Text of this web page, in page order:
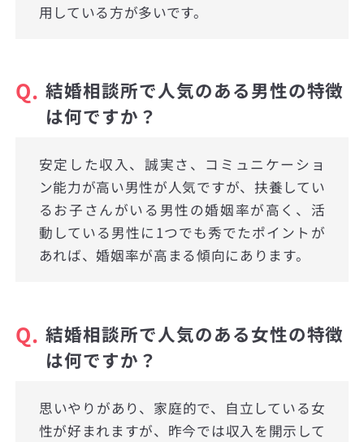
用している方が多いです。
Q. 結婚相談所で人気のある男性の特徴
は何ですか？
安定した収入、誠実さ、コミュニケーショ
ン能力が高い男性が人気ですが、扶養してい
るお子さんがいる男性の婚姻率が高く、活
動している男性に1つでも秀でたポイントが
あれば、婚姻率が高まる傾向にあります。
Q. 結婚相談所で人気のある女性の特徴
は何ですか？
思いやりがあり、家庭的で、自立している女
性が好まれますが、昨今では収入を開示して